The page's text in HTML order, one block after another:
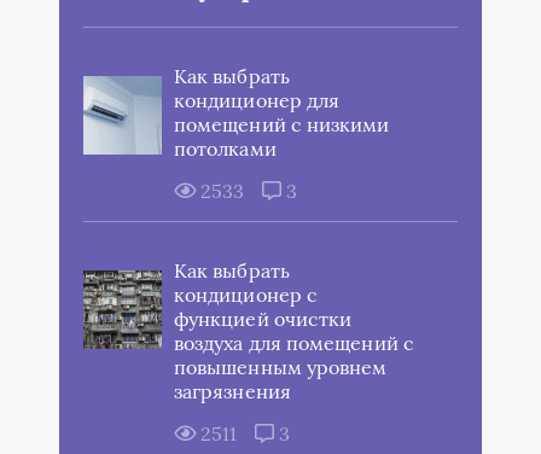
Как выбрать
кондиционер для
помещений с низкими
потолками
2533
3
Как выбрать
кондиционер с
функцией очистки
воздуха для помещений с
повышенным уровнем
загрязнения
2511
3